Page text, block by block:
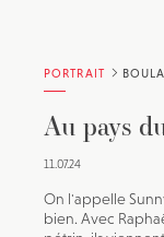
PORTRAIT
Au pays
11.07.24
On l'appelle
bien. Avec